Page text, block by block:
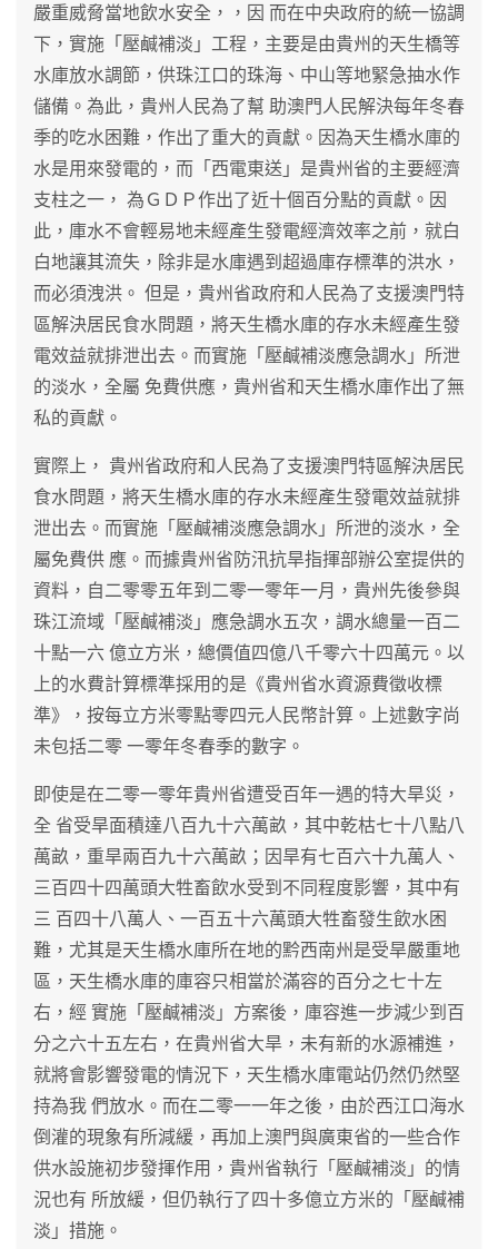
嚴重威脅當地飲水安全，，因 而在中央政府的統一協調
下，實施「壓鹹補淡」工程，主要是由貴州的天生橋等
水庫放水調節，供珠江口的珠海、中山等地緊急抽水作
儲備。為此，貴州人民為了幫 助澳門人民解決每年冬春
季的吃水困難，作出了重大的貢獻。因為天生橋水庫的
水是用來發電的，而「西電東送」是貴州省的主要經濟
支柱之一， 為ＧＤＰ作出了近十個百分點的貢獻。因
此，庫水不會輕易地未經產生發電經濟效率之前，就白
白地讓其流失，除非是水庫遇到超過庫存標準的洪水，
而必須洩洪。 但是，貴州省政府和人民為了支援澳門特
區解決居民食水問題，將天生橋水庫的存水未經產生發
電效益就排泄出去。而實施「壓鹹補淡應急調水」所泄
的淡水，全屬 免費供應，貴州省和天生橋水庫作出了無
私的貢獻。
實際上， 貴州省政府和人民為了支援澳門特區解決居民
食水問題，將天生橋水庫的存水未經產生發電效益就排
泄出去。而實施「壓鹹補淡應急調水」所泄的淡水，全
屬免費供 應。而據貴州省防汛抗旱指揮部辦公室提供的
資料，自二零零五年到二零一零年一月，貴州先後參與
珠江流域「壓鹹補淡」應急調水五次，調水總量一百二
十點一六 億立方米，總價值四億八千零六十四萬元。以
上的水費計算標準採用的是《貴州省水資源費徵收標
準》，按每立方米零點零四元人民幣計算。上述數字尚
未包括二零 一零年冬春季的數字。
即使是在二零一零年貴州省遭受百年一遇的特大旱災，
全 省受旱面積達八百九十六萬畝，其中乾枯七十八點八
萬畝，重旱兩百九十六萬畝；因旱有七百六十九萬人、
三百四十四萬頭大牲畜飲水受到不同程度影響，其中有
三 百四十八萬人、一百五十六萬頭大牲畜發生飲水困
難，尤其是天生橋水庫所在地的黔西南州是受旱嚴重地
區，天生橋水庫的庫容只相當於滿容的百分之七十左
右，經 實施「壓鹹補淡」方案後，庫容進一步減少到百
分之六十五左右，在貴州省大旱，未有新的水源補進，
就將會影響發電的情況下，天生橋水庫電站仍然仍然堅
持為我 們放水。而在二零一一年之後，由於西江口海水
倒灌的現象有所減緩，再加上澳門與廣東省的一些合作
供水設施初步發揮作用，貴州省執行「壓鹹補淡」的情
況也有 所放緩，但仍執行了四十多億立方米的「壓鹹補
淡」措施。